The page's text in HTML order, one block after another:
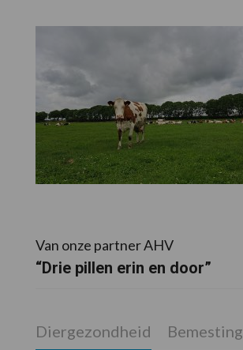
Van onze partner AHV
“Drie pillen erin en door”
Diergezondheid Bemesting